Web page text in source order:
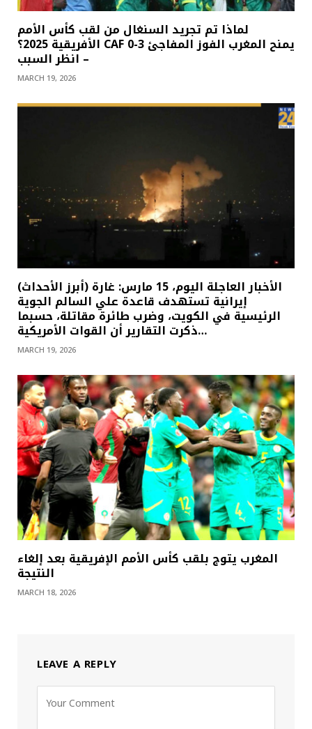
لماذا تم تجريد السنغال من لقب كأس الأمم
الأفريقية 2025؟ CAF يمنح المغرب الفوز المفاجئ 3-0
– انظر السبب
MARCH 19, 2026
(أبرز الأحداث) الأخبار العاجلة اليوم، 15 مارس: غارة
إيرانية تستهدف قاعدة علي السالم الجوية
الرئيسية في الكويت، وضرب طائرة مقاتلة، حسبما
ذكرت التقارير أن القوات الأمريكية…
MARCH 19, 2026
المغرب يتوج بلقب كأس الأمم الإفريقية بعد إلغاء
النتيجة
MARCH 18, 2026
LEAVE A REPLY